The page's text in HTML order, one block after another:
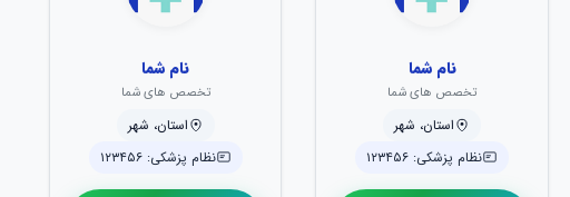
نام شما
تخصص های شما
استان، شهر
نظام پزشکی: ۱۲۳۴۵۶
نام شما
تخصص های شما
استان، شهر
نظام پزشکی: ۱۲۳۴۵۶